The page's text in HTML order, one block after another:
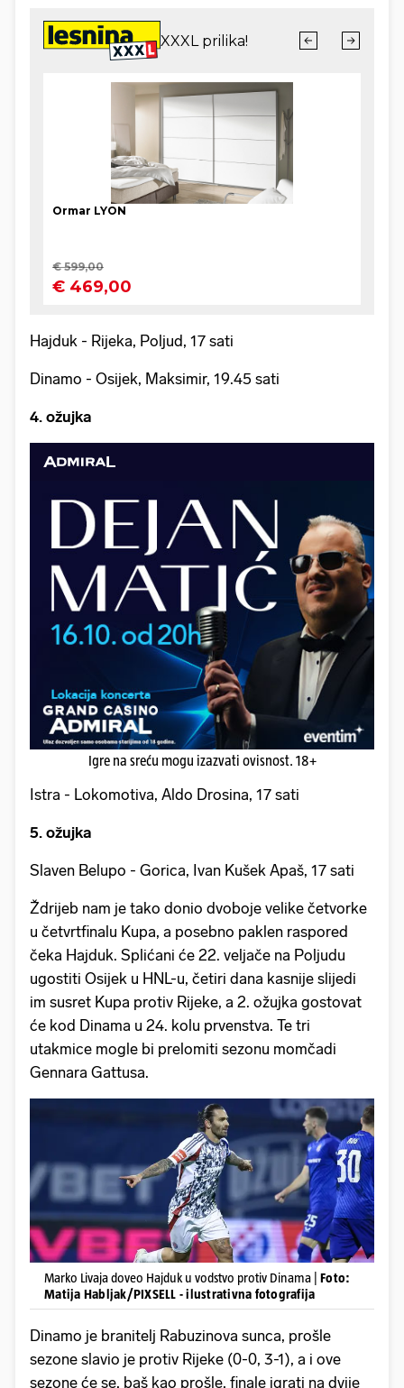
Hajduk - Rijeka, Poljud, 17 sati
Dinamo - Osijek, Maksimir, 19.45 sati
4. ožujka
Igre na sreću mogu izazvati ovisnost. 18+
Istra - Lokomotiva, Aldo Drosina, 17 sati
5. ožujka
Slaven Belupo - Gorica, Ivan Kušek Apaš, 17 sati
Ždrijeb nam je tako donio dvoboje velike četvorke
u četvrtfinalu Kupa, a posebno paklen raspored
čeka Hajduk. Splićani će 22. veljače na Poljudu
ugostiti Osijek u HNL-u, četiri dana kasnije slijedi
im susret Kupa protiv Rijeke, a 2. ožujka gostovat
će kod Dinama u 24. kolu prvenstva. Te tri
utakmice mogle bi prelomiti sezonu momčadi
Gennara Gattusa.
Marko Livaja doveo Hajduk u vodstvo protiv Dinama | Foto:
Matija Habljak/PIXSELL - ilustrativna fotografija
Dinamo je branitelj Rabuzinova sunca, prošle
sezone slavio je protiv Rijeke (0-0, 3-1), a i ove
sezone će se, baš kao prošle, finale igrati na dvije